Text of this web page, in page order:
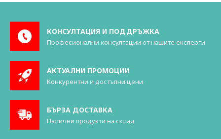
КОНСУЛТАЦИЯ И ПОДДРЪЖКА
Професионални консултации от нашите експерти
АКТУАЛНИ ПРОМОЦИИ
Конкурентни и достъпни цени
БЪРЗА ДОСТАВКА
Налични продукти на склад